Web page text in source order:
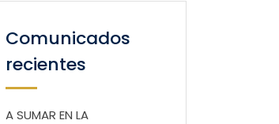
Comunicados
recientes
A SUMAR EN LA